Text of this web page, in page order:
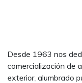
Desde 1963 nos
comercialización de
exterior, alumbrado